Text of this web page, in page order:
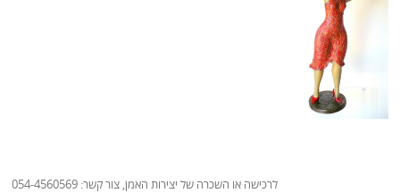
לרכישה או השכרה של יצירות האמן, צור קשר: 054-4560569